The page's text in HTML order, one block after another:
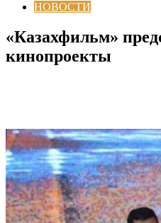
НОВОСТИ
«Казахфильм»
кинопроекты